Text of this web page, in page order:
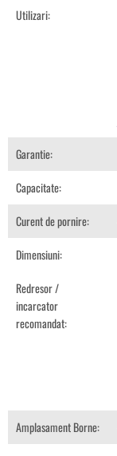
Utilizari:
Garantie:
Capacitate:
Curent de pornire:
Dimensiuni:
Redresor /
incarcator
recomandat:
Amplasament Borne: